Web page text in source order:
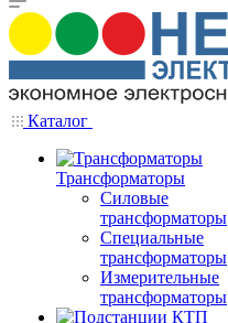
Каталог
Трансформаторы
Силовые
трансформаторы
Специальные
трансформаторы
Измерительные
трансформаторы